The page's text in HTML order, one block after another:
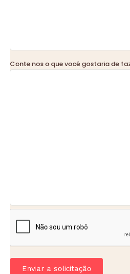
Conte nos o que você gostaria de